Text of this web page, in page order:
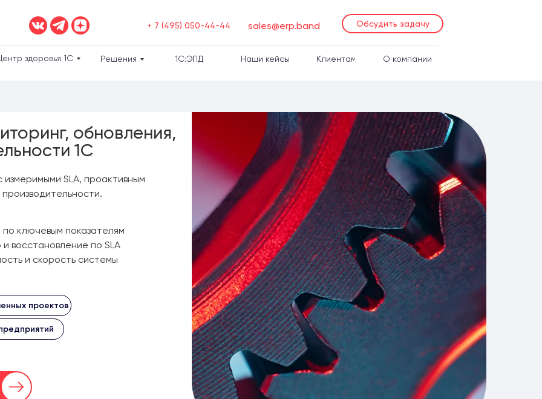
+ 7 (495) 050-44-44 sales@erp.band Обсудить задачу
О компании
Клиентам
1С:ЭПД
Решения
здоровья 1С Наши кейсы
ключевым показателям
восстановление по SLA
и скорость системы
обновления,
1С
SLA, проактивным
проектов